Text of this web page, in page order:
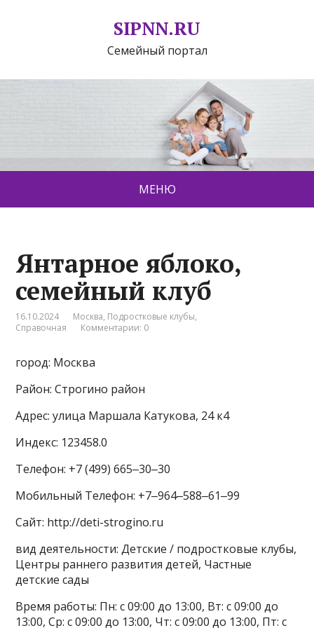
SIPNN.RU
Семейный портал
МЕНЮ
Янтарное яблоко,
семейный клуб
16.10.2024 Москва, Подростковые клубы,
Справочная
Комментарии: 0
город: Москва
Район: Строгино район
Адрес: улица Маршала Катукова, 24 к4
Индекс: 123458.0
Телефон: +7 (499) 665‒30‒30
Мобильный Телефон: +7‒964‒588‒61‒99
Сайт: http://deti-strogino.ru
вид деятельности: Детские / подростковые клубы,
Центры раннего развития детей, Частные
детские сады
Время работы: Пн: с 09:00 до 13:00, Вт: с 09:00 до
13:00, Ср: с 09:00 до 13:00, Чт: с 09:00 до 13:00, Пт: с